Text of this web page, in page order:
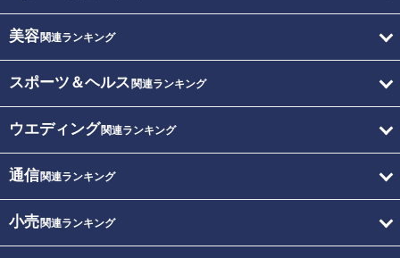
美容関連ランキング
スポーツ＆ヘルス 関連ランキング
ウエディング関連ランキング
通信関連ランキング
小売関連ランキング